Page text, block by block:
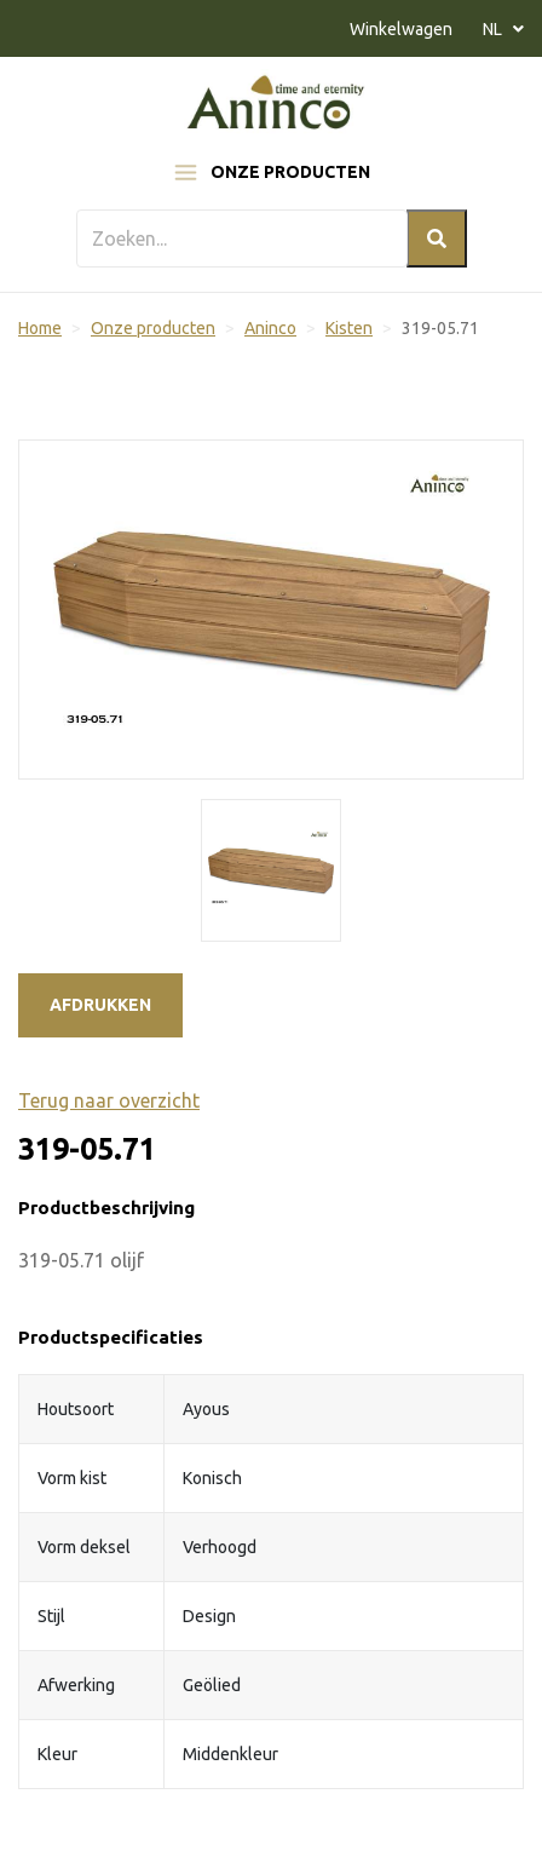
ONZE PRODUCTEN
Winkelwagen NL
Home Onze producten Aninco Kisten 319-05.71
AFDRUKKEN
Terug naar overzicht
319-05.71
Productbeschrijving
319-05.71 olijf
Productspecificaties
Houtsoort Ayous
Vorm kist Konisch
Vorm deksel Verhoogd
Stijl Design
Afwerking Geölied
Kleur Middenkleur